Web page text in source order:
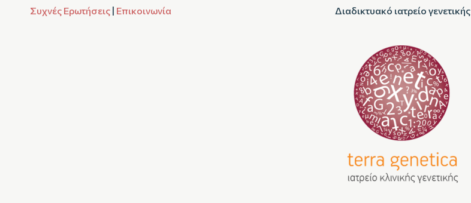
Συχνές Ερωτήσεις | Επικοινωνία Διαδικτυακό ιατρείο γενετικής